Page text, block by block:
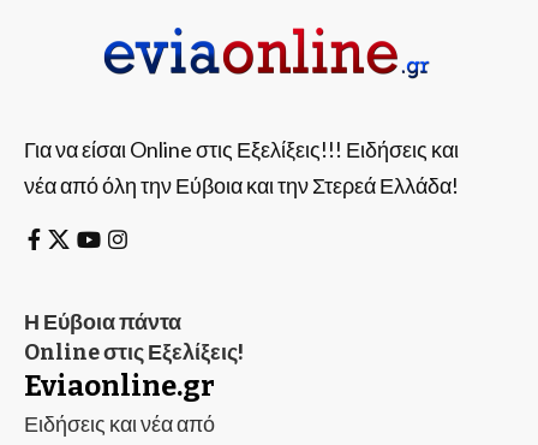
Για να είσαι Online στις Εξελίξεις!!! Ειδήσεις και
νέα από όλη την Εύβοια και την Στερεά Ελλάδα!
Η Εύβοια πάντα
Online στις Εξελίξεις!
Eviaonline.gr
Ειδήσεις και νέα από